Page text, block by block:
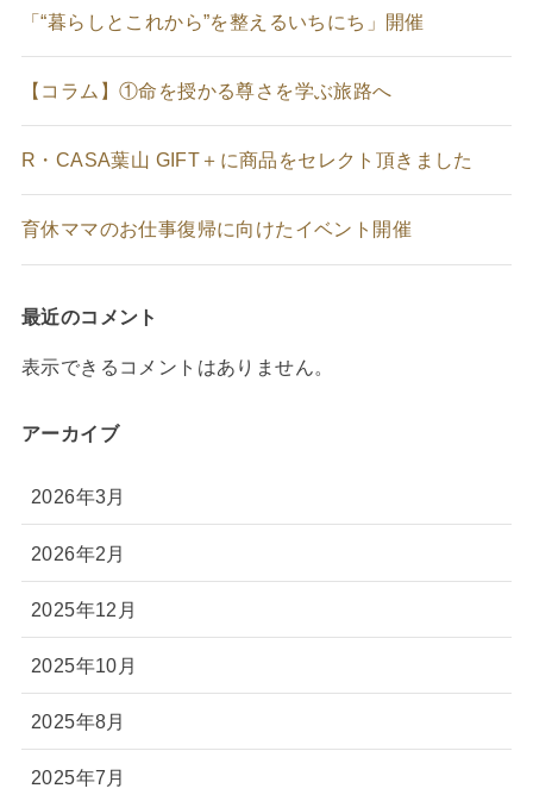
「“暮らしとこれから”を整えるいちにち」開催
【コラム】①命を授かる尊さを学ぶ旅路へ
R・CASA葉山 GIFT＋に商品をセレクト頂きました
育休ママのお仕事復帰に向けたイベント開催
最近のコメント
表示できるコメントはありません。
アーカイブ
2026年3月
2026年2月
2025年12月
2025年10月
2025年8月
2025年7月